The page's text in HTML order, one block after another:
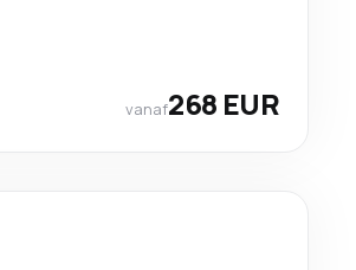
vanaf268 EUR